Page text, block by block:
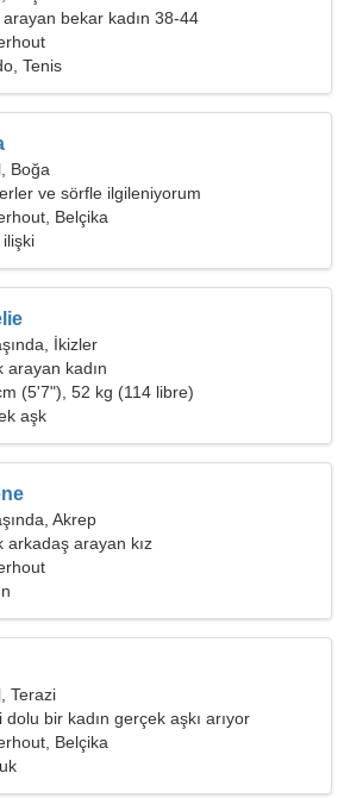
arayan bekar kadın 38-44
Tenis
Boğa
ve sörfle ilgileniyorum
Belçika
İkizler
arayan kadın
(5'7"), 52 kg (114 libre)
aşk
Akrep
arkadaş arayan kız
Terazi
dolu bir kadın gerçek aşkı arıyor
Belçika